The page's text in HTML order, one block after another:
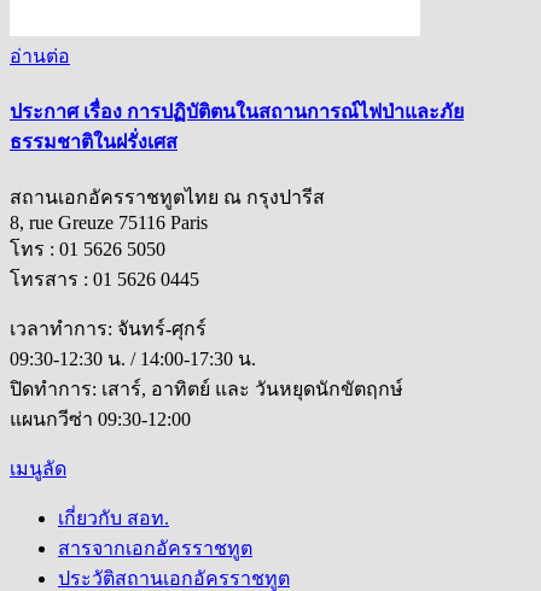
อ่านต่อ
ประกาศ เรื่อง การปฏิบัติตนในสถานการณ์ไฟป่าและภัย
ธรรมชาติในฝรั่งเศส
สถานเอกอัครราชทูตไทย ณ กรุงปารีส
8, rue Greuze 75116 Paris
โทร : 01 5626 5050
โทรสาร : 01 5626 0445
เวลาทำการ: จันทร์-ศุกร์
09:30-12:30 น. / 14:00-17:30 น.
ปิดทำการ: เสาร์, อาทิตย์ และ วันหยุดนักขัตฤกษ์
แผนกวีซ่า 09:30-12:00
เมนูลัด
เกี่ยวกับ สอท.
สารจากเอกอัครราชทูต
ประวัติสถานเอกอัครราชทูต